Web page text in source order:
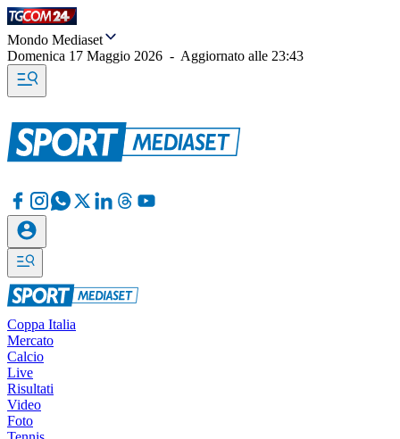
Mondo Mediaset
Domenica 17 Maggio 2026 - Aggiornato alle 23:43
Coppa Italia
Mercato
Calcio
Live
Risultati
Video
Foto